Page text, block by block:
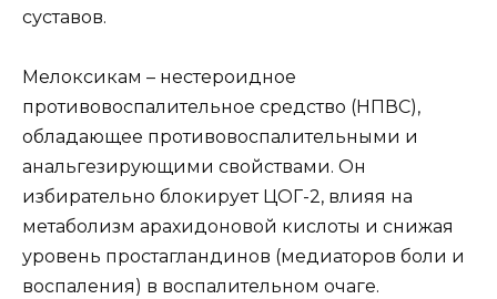
суставов.
Мелоксикам – нестероидное
противовоспалительное средство (НПВС),
обладающее противовоспалительными и
анальгезирующими свойствами. Он
избирательно блокирует ЦОГ-2, влияя на
метаболизм арахидоновой кислоты и снижая
уровень простагландинов (медиаторов боли и
воспаления) в воспалительном очаге.